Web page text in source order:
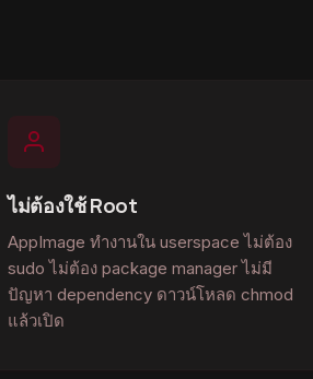
ไม่ต้องใช้ Root
AppImage ทำงานใน userspace ไม่ต้อง
sudo ไม่ต้อง package manager ไม่มี
ปัญหา dependency ดาวน์โหลด chmod
แล้วเปิด